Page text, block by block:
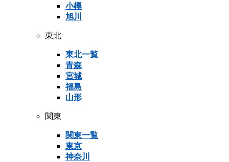
小樽
旭川
東北
東北一覧
青森
宮城
福島
山形
関東
関東一覧
東京
神奈川